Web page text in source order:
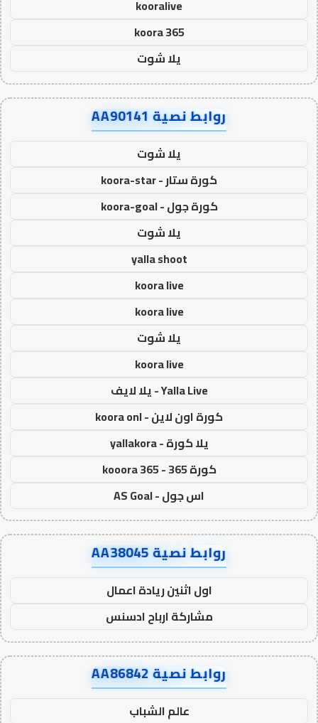
kooralive
koora 365
يلا شوت
روابط نصية AA90141
يلا شوت
كورة ستار - koora-star
كورة جول - koora-goal
يلا شوت
yalla shoot
koora live
koora live
يلا شوت
koora live
Yalla Live - يلا لايف
كورة اون لاين - koora onl
يلا كورة - yallakora
كورة 365 - kooora 365
اس جول - AS Goal
روابط نصية AA38045
اول اثنين ريادة اعمال
مشاركة ارباح ادسنس
روابط نصية AA86842
عالم الشباب